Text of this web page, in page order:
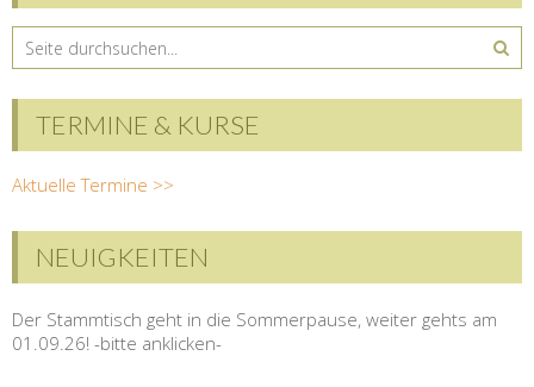
TERMINE & KURSE
Aktuelle Termine >>
NEUIGKEITEN
Der Stammtisch geht in die Sommerpause, weiter gehts am
01.09.26! -bitte anklicken-